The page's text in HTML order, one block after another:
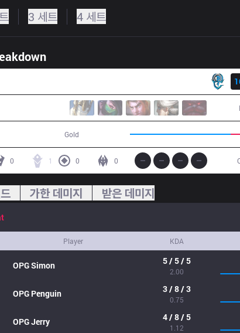
3 세트 4 세트
Gold
0 1 0 0
가한 데미지 받은 데미지
Player KDA
OPGSimon 5 / 5 / 5
2.00
OPG Penguin 3 / 8 / 3
0.75
OPGJerry 4 / 8 / 5
1.12